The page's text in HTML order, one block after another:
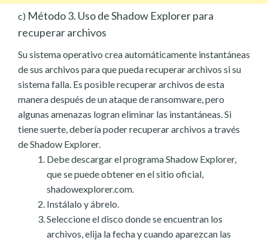
c) Método 3. Uso de Shadow Explorer para
recuperar archivos
Su sistema operativo crea automáticamente instantáneas
de sus archivos para que pueda recuperar archivos si su
sistema falla. Es posible recuperar archivos de esta
manera después de un ataque de ransomware, pero
algunas amenazas logran eliminar las instantáneas. Si
tiene suerte, debería poder recuperar archivos a través
de Shadow Explorer.
Debe descargar el programa Shadow Explorer,
que se puede obtener en el sitio oficial,
shadowexplorer.com.
Instálalo y ábrelo.
Seleccione el disco donde se encuentran los
archivos, elija la fecha y cuando aparezcan las